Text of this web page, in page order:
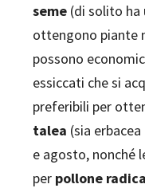
seme (di solito ha
ottengono piante
possono
essiccati che si
preferibili per
talea (sia
e agosto, nonché
per pollone